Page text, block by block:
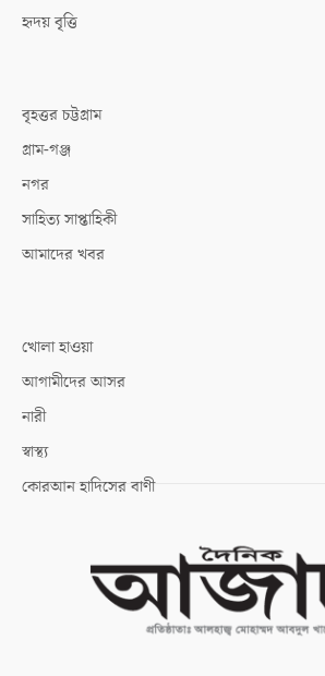
হৃদয় বৃত্তি
বৃহত্তর চট্টগ্রাম
গ্রাম-গঞ্জ
নগর
সাহিত্য সাপ্তাহিকী
আমাদের খবর
খোলা হাওয়া
আগামীদের আসর
নারী
স্বাস্থ্য
কোরআন হাদিসের বাণী